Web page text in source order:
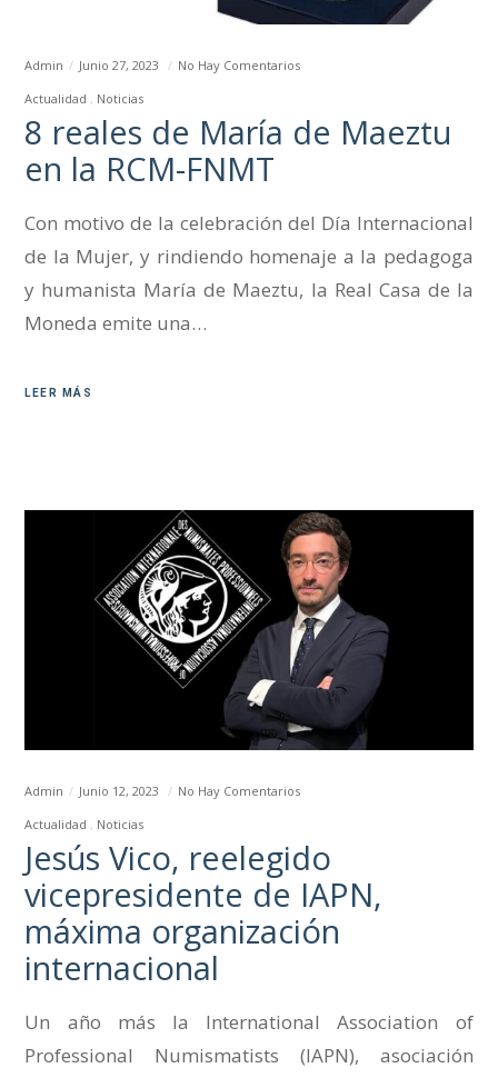
Admin Junio 27, 2023
No Hay Comentarios
Actualidad
Noticias
8 reales de María de Maeztu
en la RCM-FNMT
Con motivo de la celebración del Día Internacional
de la Mujer, y rindiendo homenaje a la pedagoga
y humanista María de Maeztu, la Real Casa de la
Moneda emite una…
LEER MÁS
Admin Junio 12, 2023
No Hay Comentarios
Actualidad
Noticias
Jesús Vico, reelegido
vicepresidente de IAPN,
máxima organización
internacional
Un año más la International Association of
Professional Numismatists (IAPN), asociación